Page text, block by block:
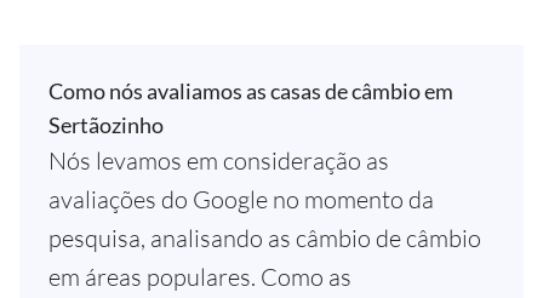
Como nós avaliamos as casas de câmbio em
Sertãozinho
Nós levamos em consideração as
avaliações do Google no momento da
pesquisa, analisando as câmbio de câmbio
em áreas populares. Como as